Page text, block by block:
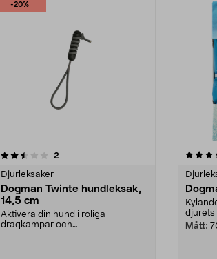
-20%
2
Djurleksaker
Dogman Twinte hundleksak,
14,5 cm
Aktivera din hund i roliga
dragkampar och
4.0 av 5 stjärnor
djurets
Mått: